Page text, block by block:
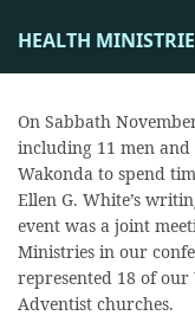
HEALTH
On Sabbath
including 11 men and
Wakonda to spend
Ellen G. White’s
event was a joint
Ministries in our
represented 18 of our
Adventist churches.